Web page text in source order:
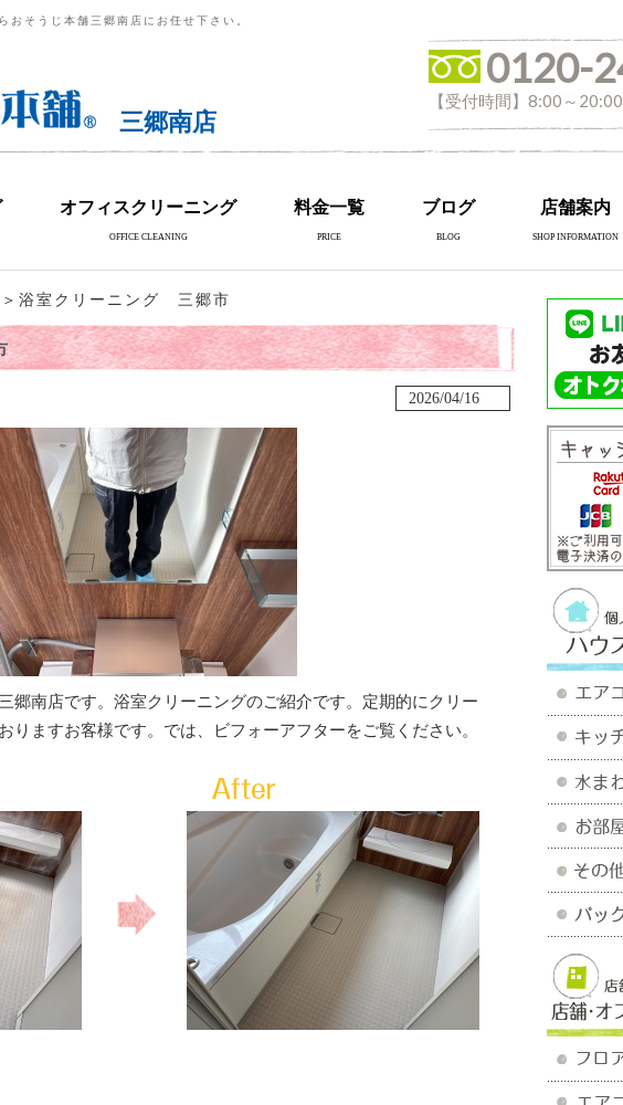
おそうじ本舗三郷南店にお任せ下さい。
三郷南店
0120-
【受付時間】8:00～
オフィスクリーニング
OFFICE CLEANING
料金一覧
PRICE
ブログ
BLOG
店舗案内
SHOP INFORMATION
＞浴室クリーニング 三郷市
2026/04/16
郷南店です。浴室クリーニングのご紹介です。定期的にクリー
りますお客様です。では、ビフォーアフターをご覧ください。